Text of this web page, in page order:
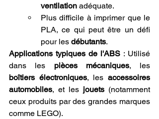
ventilation adéquate.
Plus difficile à imprimer que le
PLA, ce qui peut être un défi
pour les débutants.
Applications typiques de l'ABS : Utilisé
dans les pièces mécaniques
boîtiers électroniques, les accessoires
automobiles, et les jouets (notamment
ceux produits par des grandes marques
comme LEGO).